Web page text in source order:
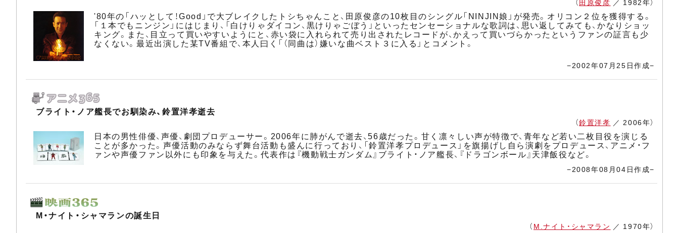
（田原俊彦 ／ 1982年）
'80年の「ハッとして！Good」で大ブレイクしたトシちゃんこと、田原俊彦の10枚目のシングル「NINJIN娘」が発売。オリコン２位を獲得する。
「１本でもニンジン」にはじまり、「白けりゃダイコン、黒けりゃごぼう」といったセンセーショナルな歌詞は、思い返してみても、かなりショッ
キング。また、目立って買いやすいようにと、赤い袋に入れられて売り出されたレコードが、かえって買いづらかったというファンの証言も少
なくない。最近出演した某TV番組で、本人曰く「（同曲は）嫌いな曲ベスト３に入る」とコメント。
−2002年07月25日作成−
ブライト・ノア艦長でお馴染み、鈴置洋孝逝去
（鈴置洋孝 ／ 2006年）
日本の男性俳優、声優、劇団プロデューサー。2006年に肺がんで逝去、56歳だった。甘く凛々しい声が特徴で、青年など若い二枚目役を演じる
ことが多かった。声優活動のみならず舞台活動も盛んに行っており、「鈴置洋孝プロデュース」を旗揚げし自ら演劇をプロデュース、アニメ・フ
ァンや声優ファン以外にも印象を与えた。代表作は『機動戦士ガンダム』ブライト・ノア艦長、『ドラゴンボール』天津飯役など。
−2008年08月04日作成−
M・ナイト・シャマランの誕生日
（ M.ナイト・シャマラン ／ 1970年）